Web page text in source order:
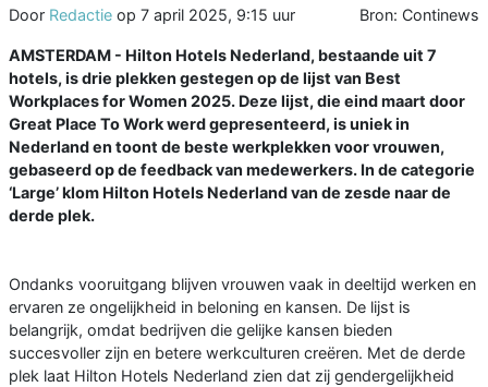
Door Redactie op 7 april 2025, 9:15 uur Bron: Continews
AMSTERDAM - Hilton Hotels Nederland, bestaande uit 7
hotels, is drie plekken gestegen op de lijst van Best
Workplaces for Women 2025. Deze lijst, die eind maart door
Great Place To Work werd gepresenteerd, is uniek in
Nederland en toont de beste werkplekken voor vrouwen,
gebaseerd op de feedback van medewerkers. In de categorie
‘Large’ klom Hilton Hotels Nederland van de zesde naar de
derde plek.
Ondanks vooruitgang blijven vrouwen vaak in deeltijd werken en
ervaren ze ongelijkheid in beloning en kansen. De lijst is
belangrijk, omdat bedrijven die gelijke kansen bieden
succesvoller zijn en betere werkculturen creëren. Met de derde
plek laat Hilton Hotels Nederland zien dat zij gendergelijkheid